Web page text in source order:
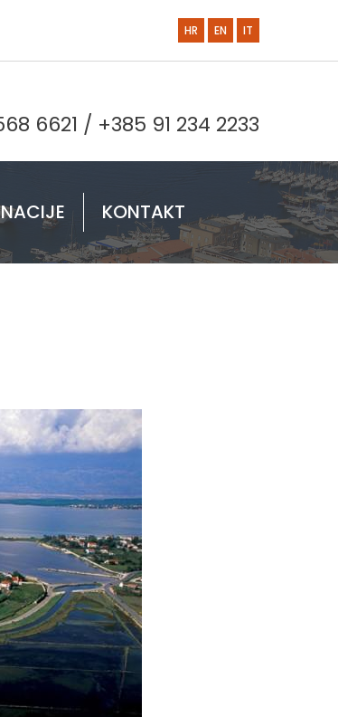
HR EN IT
6621 / +385 91 234 2233
KONTAKT